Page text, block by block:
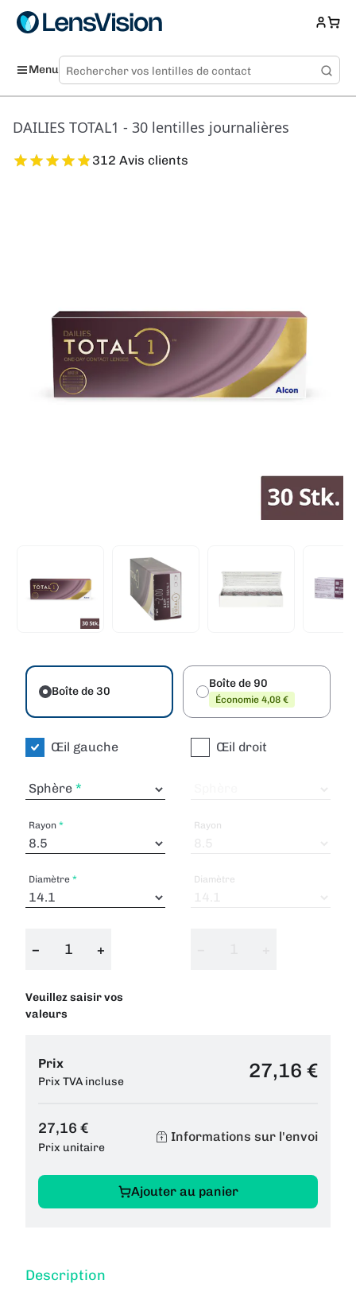
Menu
DAILIES TOTAL1 - 30 lentilles journalières
312 Avis clients
Boîte de 30
Boîte de 90
Économie 4,08 €
Œil gauche
Sphère
Rayon
Diamètre
− +
Veuillez saisir vos
valeurs
Œil droit
Rayon
Diamètre
Prix
Prix TVA incluse 27,16 €
27,16 €
Prix unitaire
Informations sur l'envoi
Ajouter au panier
Description